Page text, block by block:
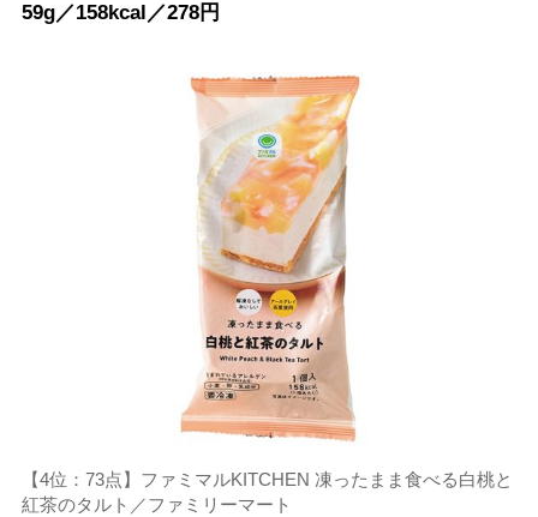
59g／158kcal／278円
【4位：73点】ファミマルKITCHEN 凍ったまま食べる白桃と
紅茶のタルト／ファミリーマート